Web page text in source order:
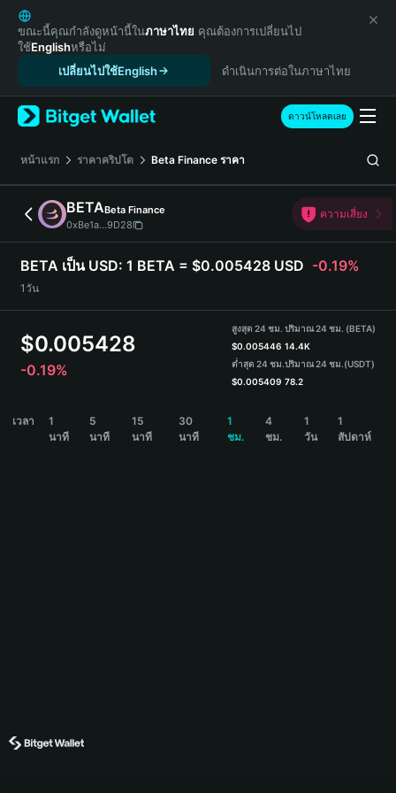
English
日本語
Tiếng Việt
Español (Latinoamérica)
Türkçe
Français
Deutsch
简体中文
繁體中文
Português (Portugal)
Bahasa Indonesia
ภาษาไทย
हिन्दी
Español
Português (Brasil)
ขณะนี้คุณกำลังดูหน้านี้ในภาษาไทย คุณต้องการเปลี่ยนไป
ใช้Englishหรือไม่
เปลี่ยนไปใช้English
ดำเนินการต่อในภาษาไทย
ดาวน์โหลดเลย
หน้าแรก ราคาคริปโต Beta Finance ราคา
BETABeta Finance
0xBe1a...9D28
ความเสี่ยง
BETA เป็น USD: 1 BETA = $0.005428 USD -0.19%
1วัน
$0.005428
-0.19%
สูงสุด 24 ชม.
$0.005446
ต่ำสุด 24 ชม.
$0.005409
ปริมาณ 24 ชม. (BETA)
14.4K
ปริมาณ 24 ชม.(USDT)
78.2
เวลา
1
นาที
5
นาที
15
นาที
30
นาที
1
ชม.
4
ชม.
1
วัน
1
สัปดาห์